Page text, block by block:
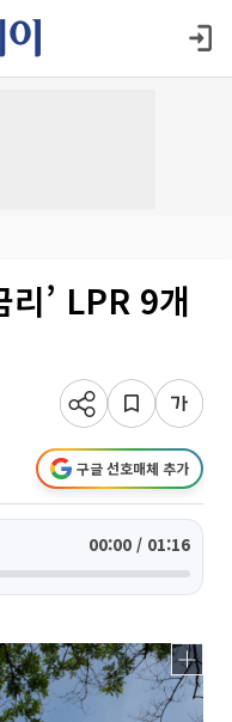
리’ LPR 9개
구글 선호매체 추가
00:00 / 01:16